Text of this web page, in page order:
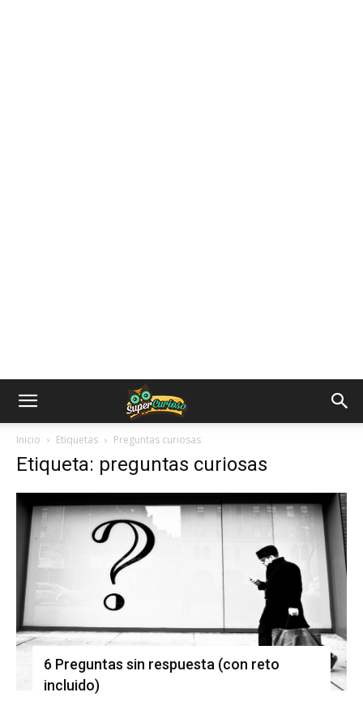
Inicio Etiquetas Preguntas curiosas
Etiqueta: preguntas curiosas
6 Preguntas sin respuesta (con reto
incluido)